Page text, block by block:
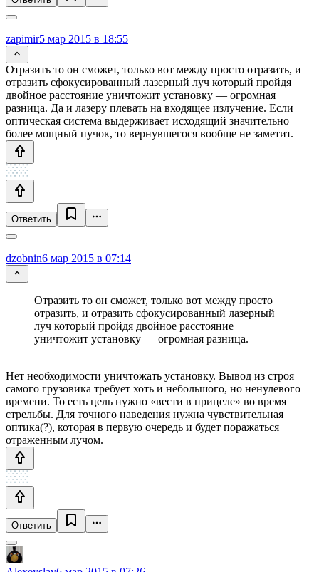
zapimir5 мар 2015 в 18:55
Отразить то он сможет, только вот между просто отразить, и
отразить сфокусированный лазерный луч который пройдя
двойное расстояние уничтожит установку — огромная
разница. Да и лазеру плевать на входящее излучение. Если
оптическая система выдерживает исходящий значительно
более мощный пучок, то вернувшегося вообще не заметит.
Ответить
dzobnin6 мар 2015 в 07:14
Отразить то он сможет, только вот между просто
отразить, и отразить сфокусированный лазерный
луч который пройдя двойное расстояние
уничтожит установку — огромная разница.
Нет необходимости уничтожать установку. Вывод из строя
самого грузовика требует хоть и небольшого, но ненулевого
времени. То есть цель нужно «вести в прицеле» во время
стрельбы. Для точного наведения нужна чувствительная
оптика(?), которая в первую очередь и будет поражаться
отраженным лучом.
Ответить